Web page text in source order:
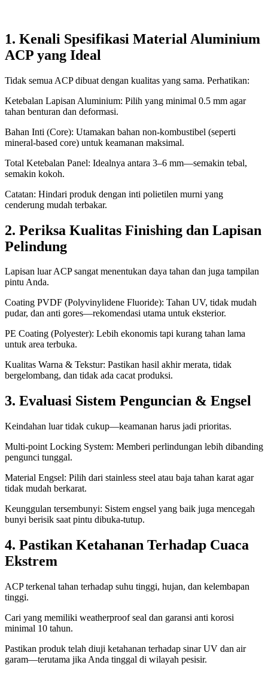
1. Kenali Spesifikasi Material Aluminium
ACP yang Ideal
Tidak semua ACP dibuat dengan kualitas yang sama. Perhatikan:
Ketebalan Lapisan Aluminium: Pilih yang minimal 0.5 mm agar
tahan benturan dan deformasi.
Bahan Inti (Core): Utamakan bahan non-kombustibel (seperti
mineral-based core) untuk keamanan maksimal.
Total Ketebalan Panel: Idealnya antara 3–6 mm—semakin tebal,
semakin kokoh.
Catatan: Hindari produk dengan inti polietilen murni yang
cenderung mudah terbakar.
2. Periksa Kualitas Finishing dan Lapisan
Pelindung
Lapisan luar ACP sangat menentukan daya tahan dan juga tampilan
pintu Anda.
Coating PVDF (Polyvinylidene Fluoride): Tahan UV, tidak mudah
pudar, dan anti gores—rekomendasi utama untuk eksterior.
PE Coating (Polyester): Lebih ekonomis tapi kurang tahan lama
untuk area terbuka.
Kualitas Warna & Tekstur: Pastikan hasil akhir merata, tidak
bergelombang, dan tidak ada cacat produksi.
3. Evaluasi Sistem Penguncian & Engsel
Keindahan luar tidak cukup—keamanan harus jadi prioritas.
Multi-point Locking System: Memberi perlindungan lebih dibanding
pengunci tunggal.
Material Engsel: Pilih dari stainless steel atau baja tahan karat agar
tidak mudah berkarat.
Keunggulan tersembunyi: Sistem engsel yang baik juga mencegah
bunyi berisik saat pintu dibuka-tutup.
4. Pastikan Ketahanan Terhadap Cuaca
Ekstrem
ACP terkenal tahan terhadap suhu tinggi, hujan, dan kelembapan
tinggi.
Cari yang memiliki weatherproof seal dan garansi anti korosi
minimal 10 tahun.
Pastikan produk telah diuji ketahanan terhadap sinar UV dan air
garam—terutama jika Anda tinggal di wilayah pesisir.